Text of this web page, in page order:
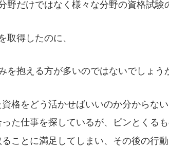
野だけではなく様々な分野の資格試験
取得したのに、
を抱える方が多いのではないでしょう
格をどう活かせばいいのか分からない
った仕事を探しているが、ピンとくる
ことに満足してしまい、その後の行